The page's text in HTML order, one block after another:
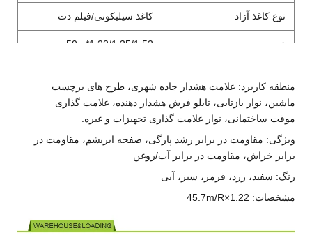
نوع کاغذ آزاد کاغذ سیلیکونی/فیلم دت
عرض 1.22/1.35/1.52*50m
منطقه کاربرد: علامت هشدار جاده شهری، طرح های برچسب
ماشین، نوار بازتابی، تابلو فرش هشدار دهنده، علامت گذاری
موقت ساختمانی، نوار علامت گذاری تجهیزات و غیره.
ویژگی: مقاومت در برابر رشد پارگی، صفحه ابریشم، مقاومت در
برابر خراش، مقاومت در برابر آب/روغن
رنگ: سفید، زرد، قرمز، سبز، آبی
مشخصات: 1.22×45.7m/R